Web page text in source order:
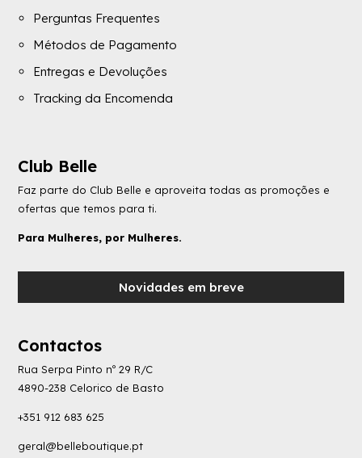
Perguntas Frequentes
Métodos de Pagamento
Entregas e Devoluções
Tracking da Encomenda
Club Belle
Faz parte do Club Belle e aproveita todas as promoções e
ofertas que temos para ti.
Para Mulheres, por Mulheres.
Novidades em breve
Contactos
Rua Serpa Pinto nº 29 R/C
4890-238 Celorico de Basto
+351 912 683 625
geral@belleboutique.pt